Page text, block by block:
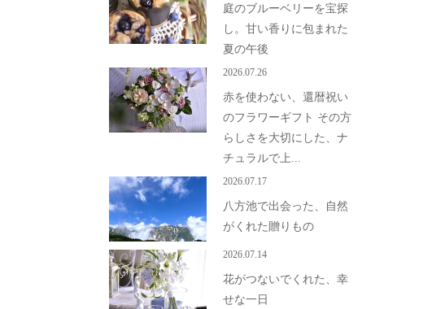
庭のブルーベリーを宝探
し。甘い香りに包まれた
夏の午後
2026.07.26
赤を使わない、還暦祝い
のフラワーギフト その方
らしさを大切にした、ナ
チュラルで上...
2026.07.17
八方池で出会った、自然
がくれた贈りもの
2026.07.14
花がつないでくれた、幸
せな一日